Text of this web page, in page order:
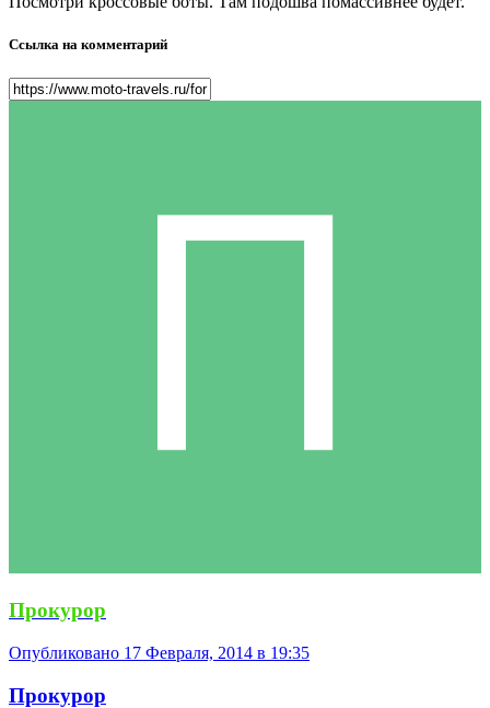
Ссылка на комментарий
Прокурор
Опубликовано 17 Февраля, 2014 в 19:35
Прокурор